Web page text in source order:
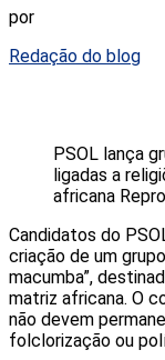
por
Redação do blog
PSOL lança
ligadas a
africana
Candidatos do
criação de um
macumba”,
matriz africana. O
não devem
folclorização ou